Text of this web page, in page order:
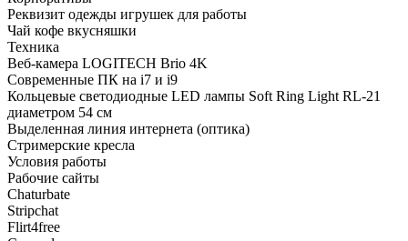
Реквизит одежды игрушек для работы
Чай кофе вкусняшки
Техника
Веб-камера LOGITECH Brio 4K
Современные ПК на i7 и i9
Кольцевые светодиодные LED лампы Soft Ring Light RL-21
диаметром 54 см
Выделенная линия интернета (оптика)
Стримерские кресла
Условия работы
Рабочие сайты
Chaturbate
Stripchat
Flirt4free